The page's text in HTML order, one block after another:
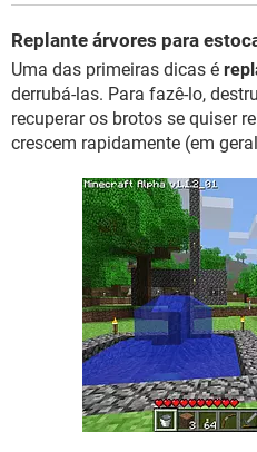
Replante árvores para
Uma das primeiras dicas é
derrubá-las. Para fazê-lo,
recuperar os brotos se quiser
crescem rapidamente (em